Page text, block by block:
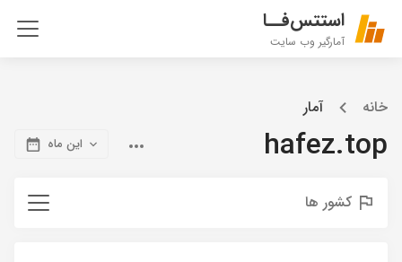
استتس‌فــا
آمارگیر وب سایت
خانه آمار
hafez.top این ماه
کشور ها